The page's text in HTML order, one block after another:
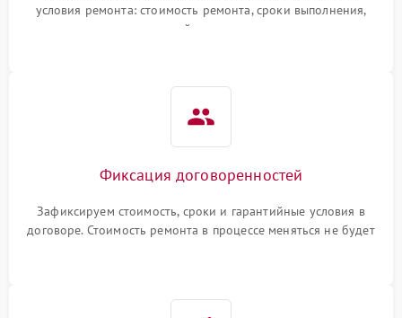
условия ремонта: стоимость ремонта, сроки выполнения,
гарантийные условия
Фиксация договоренностей
Зафиксируем стоимость, сроки и гарантийные условия в
договоре. Стоимость ремонта в процессе меняться не будет